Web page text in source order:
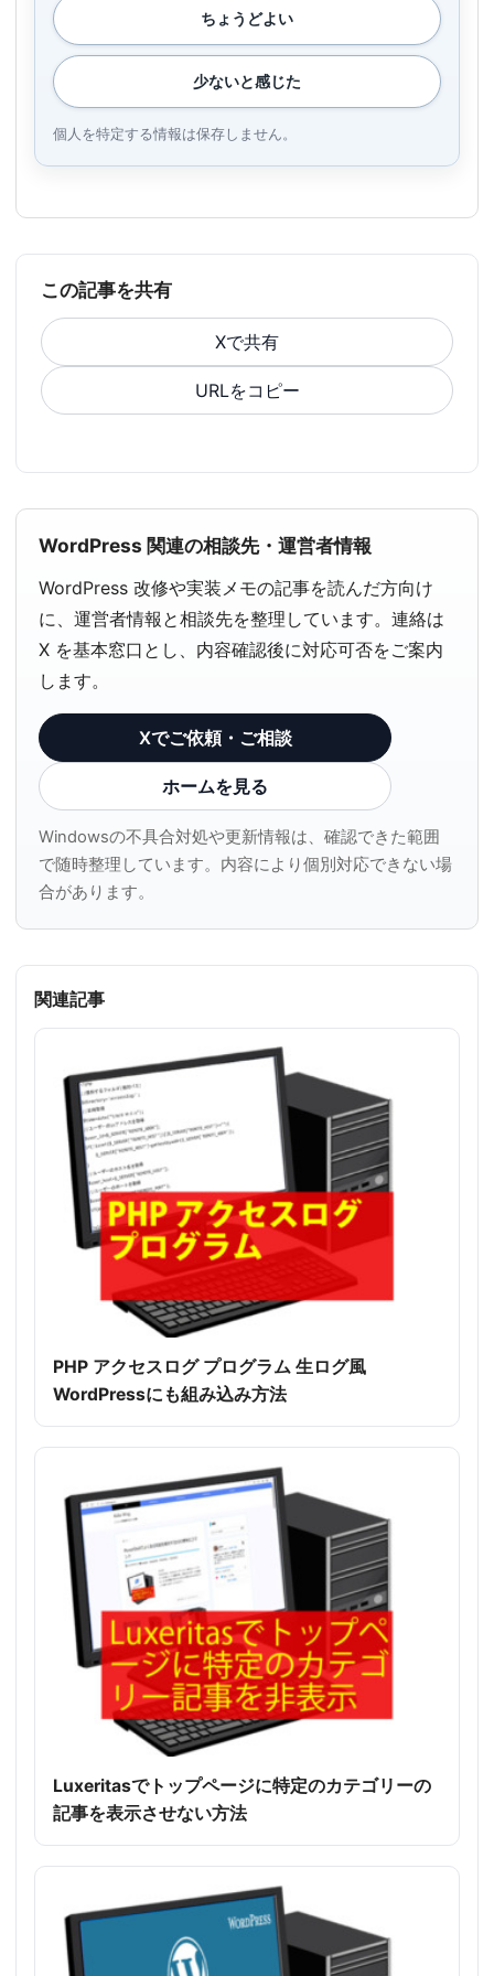
ちょうどよい
少ないと感じた
個人を特定する情報は保存しません。
この記事を共有
Xで共有
URLをコピー
WordPress 関連の相談先・運営者情報
WordPress 改修や実装メモの記事を読んだ方向け
に、運営者情報と相談先を整理しています。連絡は
X を基本窓口とし、内容確認後に対応可否をご案内
します。
Xでご依頼・ご相談
ホームを見る
Windowsの不具合対処や更新情報は、確認できた範囲
で随時整理しています。内容により個別対応できない場
合があります。
関連記事
PHP アクセスログ プログラム 生ログ風
WordPressにも組み込み方法
Luxeritasでトップページに特定のカテゴリーの
記事を表示させない方法